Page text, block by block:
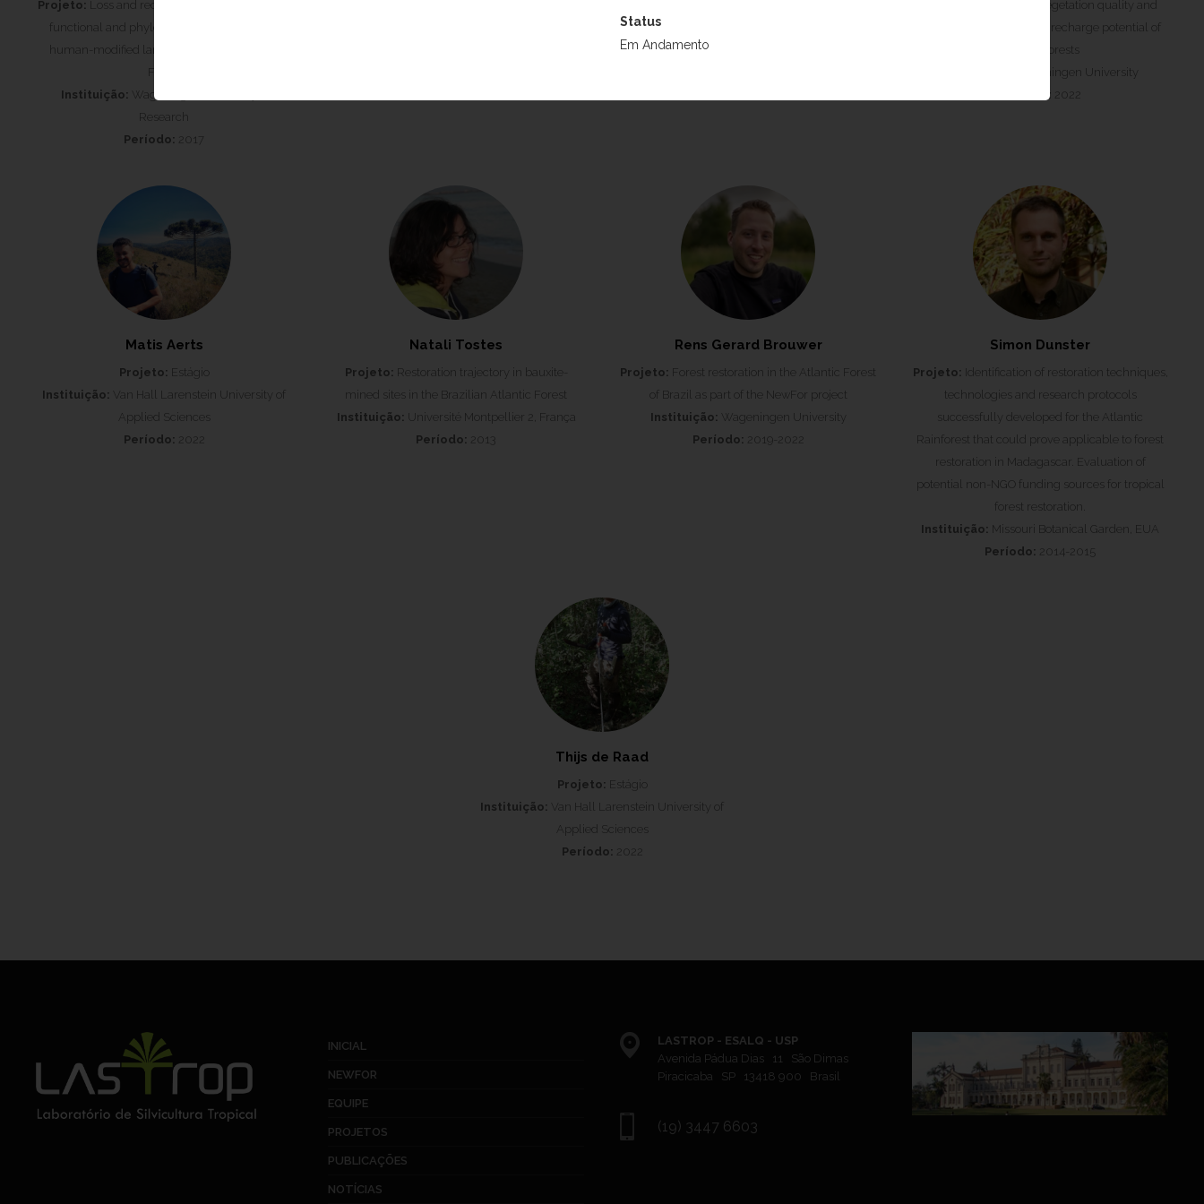
Status
Em Andamento
Projeto: Loss and recovery of plant taxonomic,
functional and phylogenetic composition in
human-modified landscapes of the Atlantic
Forest
Instituição: Wageningen University &
Research
Período: 2017
Instituição:
Influence of vegetation quality and
quantity in groundwater recharge potential of
Atlantic forests
Wageningen University
Período:
Matis Aerts
Projeto: Estágio
Instituição: Van Hall Larenstein University of
Applied Sciences
Período:
Natali Tostes
Projeto: Restoration trajectory in bauxite-
mined sites in the Brazilian Atlantic Forest
Instituição: Université Montpellier 2, França
Período: 2013
Rens Gerard Brouwer
Projeto: Forest restoration in the Atlantic Forest
of Brazil as part of the NewFor project
Instituição: Wageningen University
Período: 2019-2022
Simon Dunster
Projeto: Identification of restoration techniques,
technologies and research protocols
successfully developed for the Atlantic
Rainforest that could prove applicable to forest
restoration in Madagascar. Evaluation of
potential non-NGO funding sources for tropical
forest restoration.
Instituição: Missouri Botanical Garden, EUA
Período: 2014-2015
Thijs de Raad
Projeto: Estágio
Instituição: Van Hall Larenstein University of
Applied Sciences
Período:
INICIAL
NEWFOR
EQUIPE
PROJETOS
PUBLICAÇÕES
NOTÍCIAS
LASTROP - ESALQ - USP
Avenida Pádua Dias 11 São Dimas
Piracicaba SP 13418 900 Brasil
(19) 3447 6603